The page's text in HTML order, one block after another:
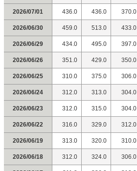
2026/07/01 436.0 436.0 370.0
2026/06/30 459.0 513.0 433.0
2026/06/29 434.0 495.0 397.0
2026/06/26 351.0 429.0 350.0
2026/06/25 310.0 375.0 306.0
2026/06/24 312.0 313.0 304.0
2026/06/23 312.0 315.0 304.0
2026/06/22 316.0 329.0 312.0
2026/06/19 313.0 320.0 310.0
2026/06/18 312.0 324.0 306.0